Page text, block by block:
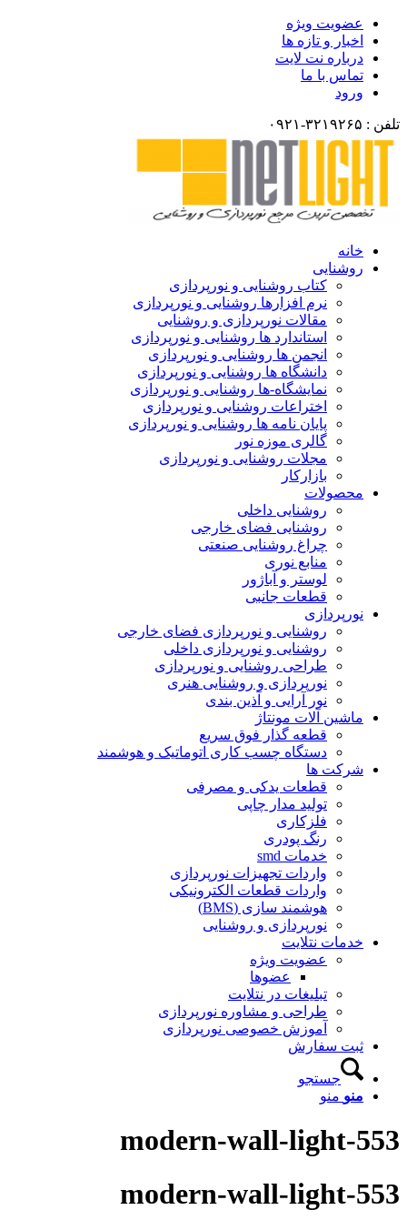
عضویت ویژه
اخبار و تازه ها
درباره نت لایت
تماس با ما
ورود
تلفن : ۳۲۱۹۲۶۵-۰۹۲۱
خانه
روشنایی
کتاب روشنایی و نورپردازی
نرم افزارها روشنایی و نورپردازی
مقالات نورپردازی و روشنایی
استاندارد ها روشنایی و نورپردازی
انجمن ها روشنایی و نورپردازی
دانشگاه ها روشنایی و نورپردازی
نمایشگاه-ها روشنایی و نورپردازی
اختراعات روشنایی و نورپردازی
پایان نامه ها روشنایی و نورپردازی
گالری موزه نور
مجلات روشنایی و نورپردازی
بازارکار
محصولات
روشنایی داخلی
روشنایی فضای خارجی
چراغ روشنایی صنعتی
منابع نوری
لوستر و آباژور
قطعات جانبی
نورپردازی
روشنایی و نورپردازی فضای خارجی
روشنایی و نورپردازی داخلی
طراحی روشنایی و نورپردازی
نورپردازی و روشنایی هنری
نور آرایی و آذین بندی
ماشین آلات مونتاژ
قطعه گذار فوق سریع
دستگاه چسب کاری اتوماتیک و هوشمند
شرکت ها
قطعات یدکی و مصرفی
تولید مدار چاپی
فلزکاری
رنگ پودری
خدمات smd
واردات تجهیزات نورپردازی
واردات قطعات الکترونیکی
هوشمند سازی (BMS)
نورپردازی و روشنایی
خدمات نتلایت
عضویت ویژه
عضوها
تبلیغات در نتلایت
طراحی و مشاوره نورپردازی
آموزش خصوصی نورپردازی
ثبت سفارش
جستجو
منو منو
modern-wall-light-553
modern-wall-light-553